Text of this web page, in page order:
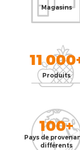
Magasins
11
Produits
100+
Pays de
différents